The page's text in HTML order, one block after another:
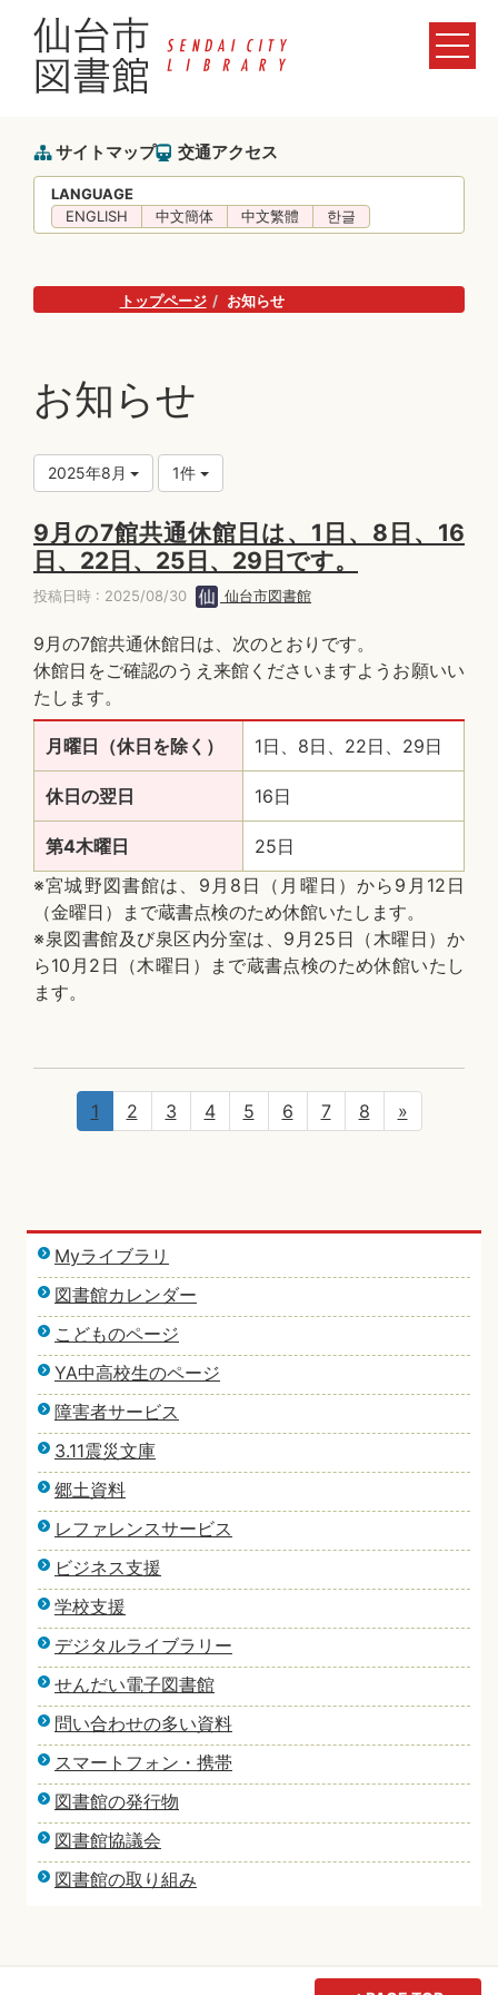
サイトマップ 交通アクセス
LANGUAGE
ENGLISH
中文簡体 中文繁體 한글
トップページ お知らせ
お知らせ
2025年8月 1件
9月の7館共通休館日は、1日、8日、16
日、22日、25日、29日です。
投稿日時 : 2025/08/30 仙台市図書館
9月の7館共通休館日は、次のとおりです。
休館日をご確認のうえ来館くださいますようお願いい
たします。
月曜日（休日を除く） 1日、8日、22日、29日
休日の翌日 16日
第4木曜日
25日
※宮城野図書館は、9月8日（月曜日）から9月12日
（金曜日）まで蔵書点検のため休館いたします。
※泉図書館及び泉区内分室は、9月25日（木曜日）か
ら10月2日（木曜日）まで蔵書点検のため休館いたし
ます。
1 2 3 4 5 6 7 8 »
Myライブラリ
図書館カレンダー
こどものページ
YA中高校生のページ
障害者サービス
3.11震災文庫
郷土資料
レファレンスサービス
ビジネス支援
学校支援
デジタルライブラリー
せんだい電子図書館
問い合わせの多い資料
スマートフォン・携帯
図書館の発行物
図書館協議会
図書館の取り組み